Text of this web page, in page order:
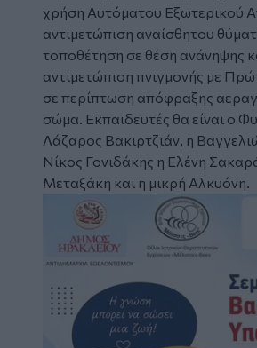
χρήση Αυτόματου Εξωτερικού
αντιμετώπιση αναίσθητου
τοποθέτηση σε θέση ανάνηψης
αντιμετώπιση πνιγμονής με
σε περίπτωση απόφραξης
σώμα. Εκπαιδευτές θα είναι ο
Λάζαρος Βακιρτζιάν, η
Νίκος Γονιδάκης η Ελένη
Μεταξάκη και η μικρή Αλκυόνη.
Image